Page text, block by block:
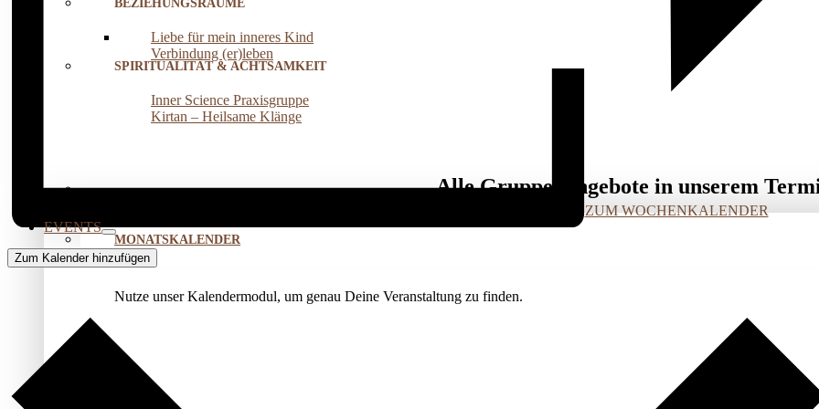
BEZIEHUNGSRÄUME
Liebe für mein inneres Kind
Verbindung (er)leben
SPIRITUALITÄT & ACHTSAMKEIT
Inner Science Praxisgruppe
Kirtan – Heilsame Klänge
Alle Gruppenangebote in unserem
ZUM WOCHENKALENDER
EVENTS
MONATSKALENDER
Nutze unser Kalendermodul, um genau Deine Veranstaltung zu finden.
Zum Kalender hinzufügen